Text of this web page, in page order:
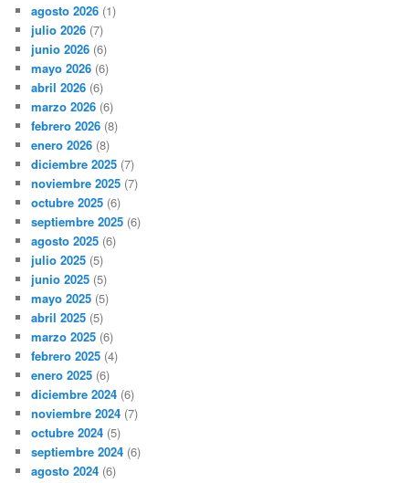
agosto 2026 (1)
julio 2026 (7)
junio 2026 (6)
mayo 2026 (6)
abril 2026 (6)
marzo 2026 (6)
febrero 2026 (8)
enero 2026 (8)
diciembre 2025 (7)
noviembre 2025 (7)
octubre 2025 (6)
septiembre 2025 (6)
agosto 2025 (6)
julio 2025 (5)
junio 2025 (5)
mayo 2025 (5)
abril 2025 (5)
marzo 2025 (6)
febrero 2025 (4)
enero 2025 (6)
diciembre 2024 (6)
noviembre 2024 (7)
octubre 2024 (5)
septiembre 2024 (6)
agosto 2024 (6)